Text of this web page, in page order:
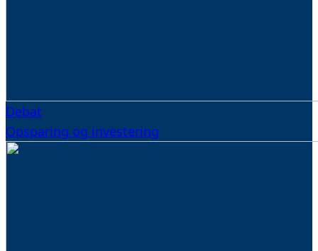
Debat
Opsparing og investering